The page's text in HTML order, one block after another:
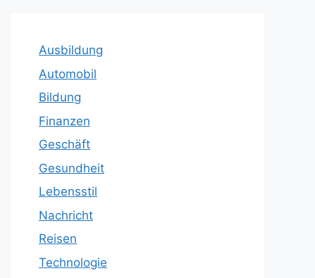
Ausbildung
Automobil
Bildung
Finanzen
Geschäft
Gesundheit
Lebensstil
Nachricht
Reisen
Technologie